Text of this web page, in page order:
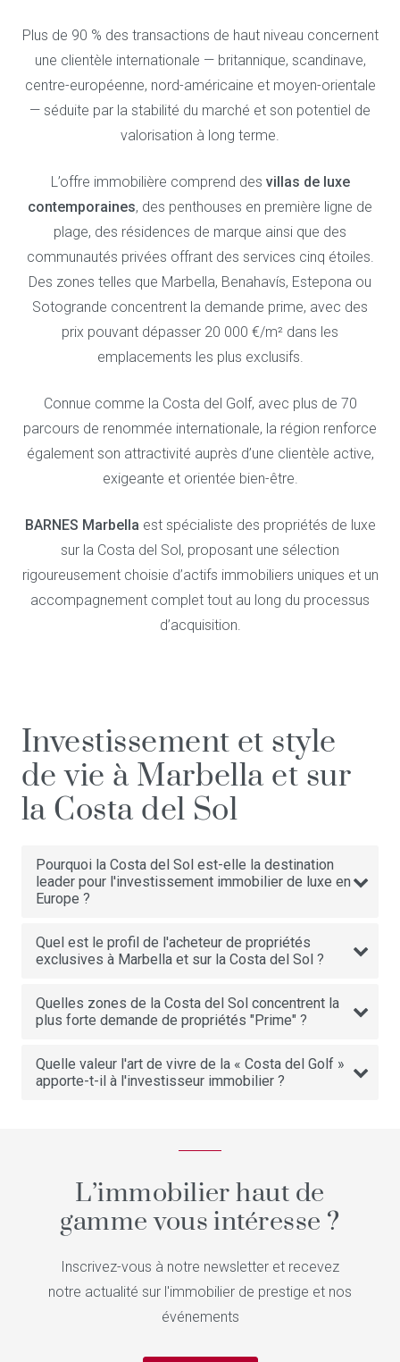
Plus de 90 % des transactions de haut niveau concernent
une clientèle internationale — britannique, scandinave,
centre-européenne, nord-américaine et moyen-orientale
— séduite par la stabilité du marché et son potentiel de
valorisation à long terme.
L’offre immobilière comprend des villas de luxe
contemporaines, des penthouses en première ligne de
plage, des résidences de marque ainsi que des
communautés privées offrant des services cinq étoiles.
Des zones telles que Marbella, Benahavís, Estepona ou
Sotogrande concentrent la demande prime, avec des
prix pouvant dépasser 20 000 €/m² dans les
emplacements les plus exclusifs.
Connue comme la Costa del Golf, avec plus de 70
parcours de renommée internationale, la région renforce
également son attractivité auprès d’une clientèle active,
exigeante et orientée bien-être.
BARNES Marbella est spécialiste des propriétés de luxe
sur la Costa del Sol, proposant une sélection
rigoureusement choisie d’actifs immobiliers uniques et un
accompagnement complet tout au long du processus
d’acquisition.
Investissement et style
de vie à Marbella et sur
la Costa del Sol
Pourquoi la Costa del Sol est-elle la destination
leader pour l'investissement immobilier de luxe en
Europe ?
Quel est le profil de l'acheteur de propriétés
exclusives à Marbella et sur la Costa del Sol ?
Quelles zones de la Costa del Sol concentrent la
plus forte demande de propriétés "Prime" ?
Quelle valeur l'art de vivre de la « Costa del Golf »
apporte-t-il à l'investisseur immobilier ?
L’immobilier haut de
gamme vous intéresse ?
Inscrivez-vous à notre newsletter et recevez
notre actualité sur l'immobilier de prestige et nos
événements